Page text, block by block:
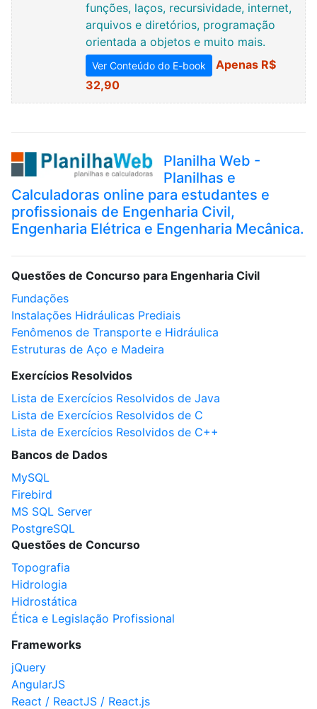
funções, laços, recursividade, internet,
arquivos e diretórios, programação
orientada a objetos e muito mais.
Ver Conteúdo do E-book
Apenas R$
32,90
Planilha Web -
Planilhas e
Calculadoras online para estudantes e
profissionais de Engenharia Civil,
Engenharia Elétrica e Engenharia Mecânica.
Questões de Concurso para Engenharia Civil
Fundações
Instalações Hidráulicas Prediais
Fenômenos de Transporte e Hidráulica
Estruturas de Aço e Madeira
Exercícios Resolvidos
Lista de Exercícios Resolvidos de Java
Lista de Exercícios Resolvidos de C
Lista de Exercícios Resolvidos de C++
Bancos de Dados
MySQL
Firebird
MS SQL Server
PostgreSQL
Questões de Concurso
Topografia
Hidrologia
Hidrostática
Ética e Legislação Profissional
Frameworks
jQuery
AngularJS
React / ReactJS / React.js